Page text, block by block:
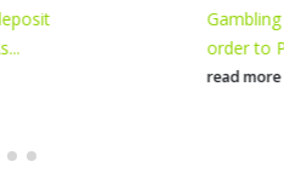
Gambling enterprises
order to Play Online?